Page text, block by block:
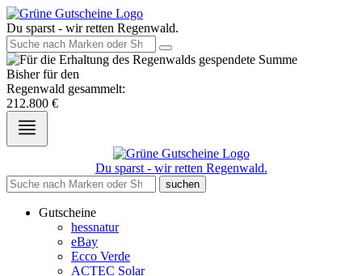
Du sparst - wir retten Regenwald.
Bisher für den
Regenwald gesammelt:
212.800 €
Du sparst - wir retten Regenwald.
suchen
Gutscheine
hessnatur
eBay
Ecco Verde
ACTEC Solar